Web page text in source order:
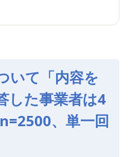
いて「内容を
した事業者は4
、単一回